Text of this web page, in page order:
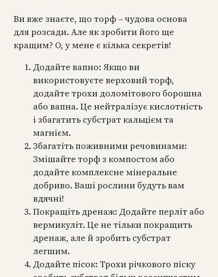
Ви вже знаєте, що торф – чудова основа
для розсади. Але як зробити його ще
кращим? О, у мене є кілька секретів!
Додайте вапно: Якщо ви
використовуєте верховий торф,
додайте трохи доломітового борошна
або вапна. Це нейтралізує кислотність
і збагатить субстрат кальцієм та
магнієм.
Збагатіть поживними речовинами:
Змішайте торф з компостом або
додайте комплексне мінеральне
добриво. Ваші рослини будуть вам
вдячні!
Покращіть дренаж: Додайте перліт або
вермикуліт. Це не тільки покращить
дренаж, але й зробить субстрат
легшим.
Додайте пісок: Трохи річкового піску